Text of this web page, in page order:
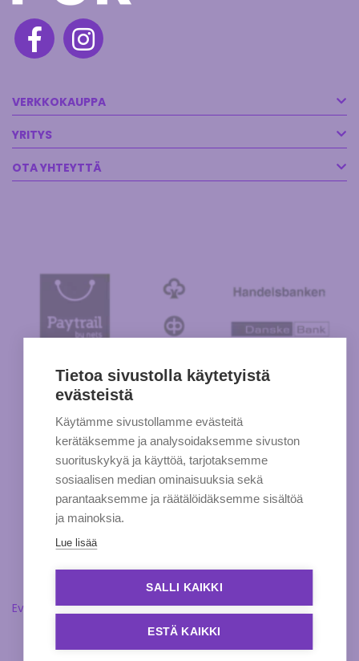
VERKKOKAUPPA
YRITYS
OTA YHTEYTTÄ
Evästeasetukset
Tietoa sivustolla käytetyistä
evästeistä
Käytämme sivustollamme evästeitä
kerätäksemme ja analysoidaksemme sivuston
suorituskykyä ja käyttöä, tarjotaksemme
sosiaalisen median ominaisuuksia sekä
parantaaksemme ja räätälöidäksemme sisältöä
ja mainoksia.
Lue lisää
SALLI KAIKKI
ESTÄ KAIKKI